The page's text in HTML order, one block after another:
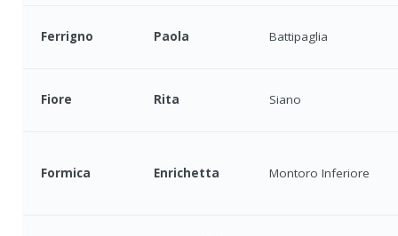
Ferrigno Paola Battipaglia
Fiore Rita Siano
Formica Enrichetta Montoro Inferiore